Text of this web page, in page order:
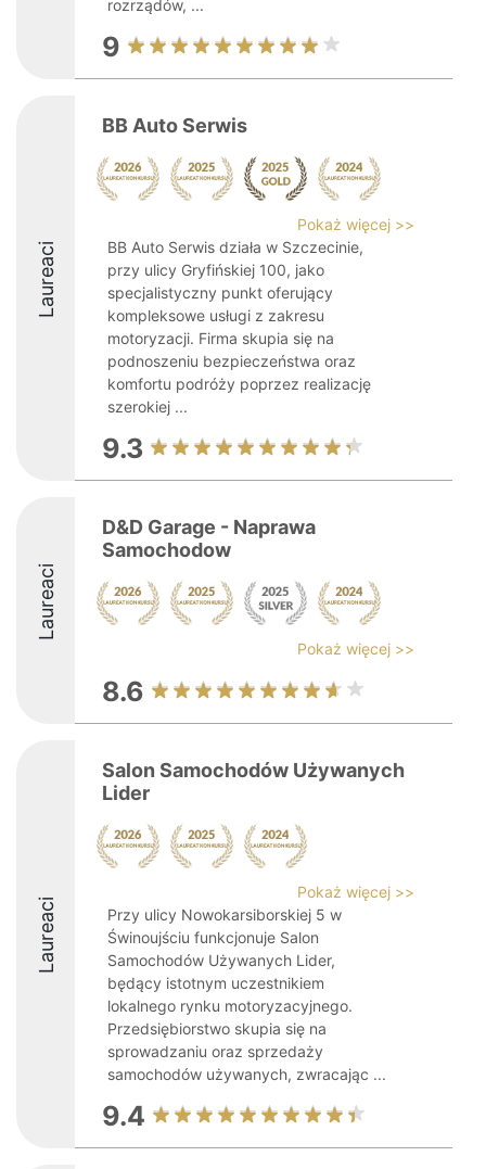
rozrządów, ...
9
Laureaci
BB Auto Serwis
Pokaż więcej >>
BB Auto Serwis działa w Szczecinie,
przy ulicy Gryfińskiej 100, jako
specjalistyczny punkt oferujący
kompleksowe usługi z zakresu
motoryzacji. Firma skupia się na
podnoszeniu bezpieczeństwa oraz
komfortu podróży poprzez realizację
szerokiej ...
9.3
Laureaci
D&D Garage - Naprawa
Samochodow
Pokaż więcej >>
8.6
Laureaci
Salon Samochodów Używanych
Lider
Pokaż więcej >>
Przy ulicy Nowokarsiborskiej 5 w
Świnoujściu funkcjonuje Salon
Samochodów Używanych Lider,
będący istotnym uczestnikiem
lokalnego rynku motoryzacyjnego.
Przedsiębiorstwo skupia się na
sprowadzaniu oraz sprzedaży
samochodów używanych, zwracając ...
9.4